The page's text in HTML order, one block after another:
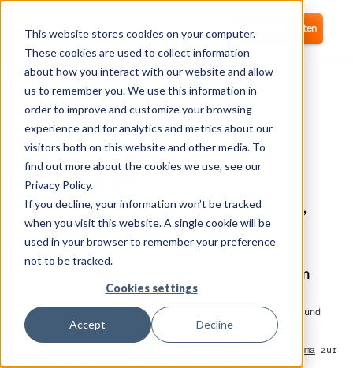
This website stores cookies on your computer.
These cookies are used to collect information
about how you interact with our website and allow
us to remember you. We use this information in
order to improve and customize your browsing
experience and for analytics and metrics about our
visitors both on this website and other media. To
find out more about the cookies we use, see our
Privacy Policy.
If you decline, your information won’t be tracked
when you visit this website. A single cookie will be
used in your browser to remember your preference
not to be tracked.
Cookies settings
Accept Decline
Anmelden Kostenlos starten
IntelliHR
Corma lässt sich direkt in IntelliHR integrieren,
um automatisiertes
Softwarezugriffsmanagement,
Benutzerbereitstellung und Identity Access
Management (IAM) als Service zu ermöglichen
Diese direkte Integration vereinfacht das Onboarding und
Offboarding, indem der Benutzerzugriff auf Tools zur
Leistungs-, Engagement- und Personalanalyse
Corma zur